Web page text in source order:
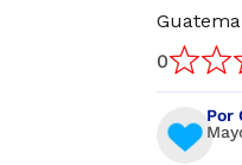
0
Por